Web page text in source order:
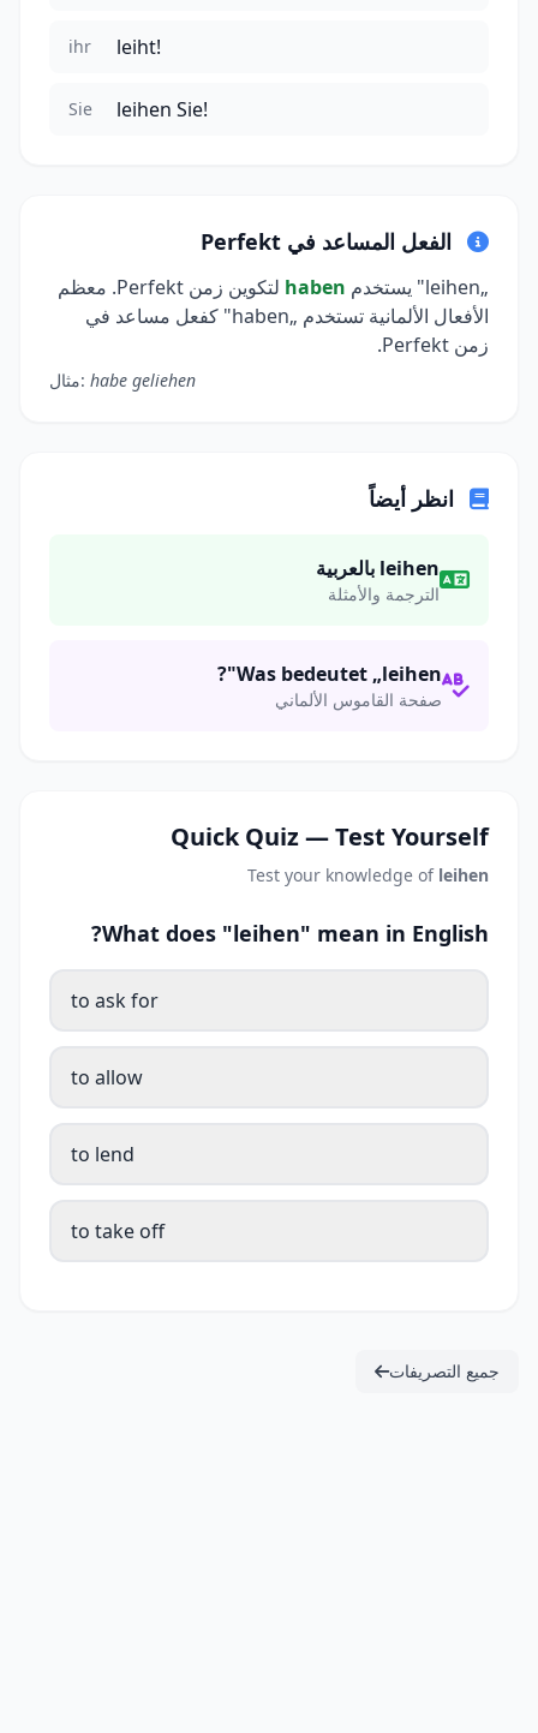
ihr leiht!
Sie leihen Sie!
الفعل المساعد في Perfekt
„leihen" يستخدم haben
لتكوين زمن Perfekt. معظم
الأفعال الألمانية تستخدم „haben" كفعل مساعد في
زمن Perfekt.
مثال: habe geliehen
انظر أيضاً
leihen بالعربية
الترجمة والأمثلة
Was bedeutet „leihen"?
صفحة القاموس الألماني
Quick Quiz — Test Yourself
Test your knowledge of leihen
What does "leihen" mean in English?
to ask for
to allow
to lend
to take off
جميع التصريفات